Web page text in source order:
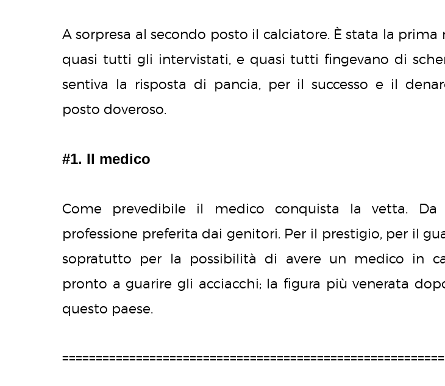
A sorpresa al secondo posto il calciatore. È stata la prima
quasi tutti gli intervistati, e quasi tutti fingevano di
sentiva la risposta di pancia, per il successo e il
posto doveroso.
#1. Il medico
Come prevedibile il medico conquista la vetta. Da
professione preferita dai genitori. Per il prestigio, per il
sopratutto per la possibilità di avere un medico in
pronto a guarire gli acciacchi; la figura più venerata
questo paese.